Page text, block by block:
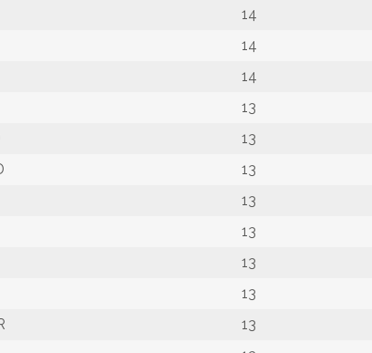
14
14
14
13
13
13
13
13
13
13
13